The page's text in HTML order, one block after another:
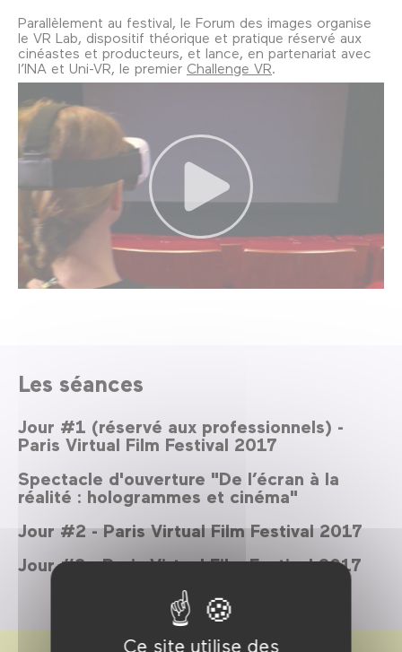
Ce site utilise des
Parallèlement au festival, le Forum des images organise
le VR Lab, dispositif théorique et pratique réservé aux
cinéastes et producteurs, et lance, en partenariat avec
l’INA et Uni-VR, le premier Challenge VR.
Les séances
Jour #1 (réservé aux professionnels) -
Paris Virtual Film Festival 2017
Spectacle d'ouverture "De l’écran à la
réalité : hologrammes et cinéma"
Jour #2 - Paris Virtual Film Festival 2017
Jour #3 - Paris Virtual Film Festival 2017